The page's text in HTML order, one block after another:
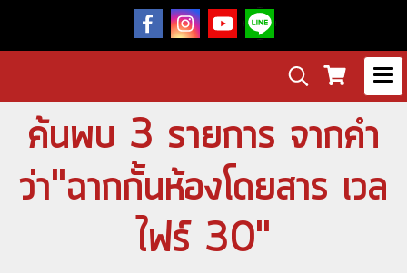
ค้นพบ 3 รายการ จากคำ
ว่า"ฉากกั้นห้องโดยสาร เวล
ไฟร์ 30"